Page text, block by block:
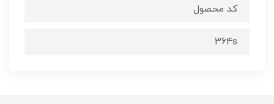
کد محصول
364s